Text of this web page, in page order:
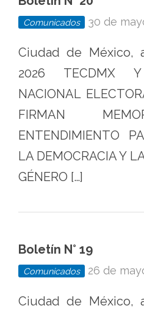
Comunicados 30 de
Ciudad de México,
2026 TECDMX
NACIONAL
FIRMAN
ENTENDIMIENTO
LA DEMOCRACIA Y
GÉNERO […]
Boletín N° 19
Comunicados 26 de
Ciudad de México,